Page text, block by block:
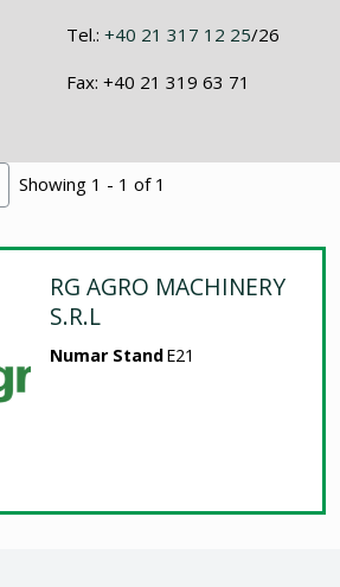
Tel.:+40 21 317 12 25/26
Fax: +40 21 319 63 71
Showing 1 - 1 of 1
RG AGRO MACHINERY
S.R.L
Numar StandE21